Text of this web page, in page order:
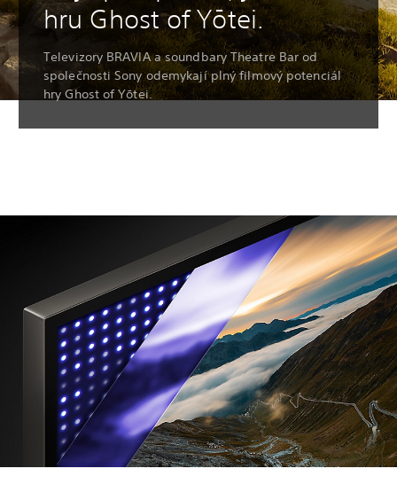
hru Ghost of Yōtei.
Televizory BRAVIA a soundbary Theatre Bar od
společnosti Sony odemykají plný filmový potenciál
hry Ghost of Yōtei.